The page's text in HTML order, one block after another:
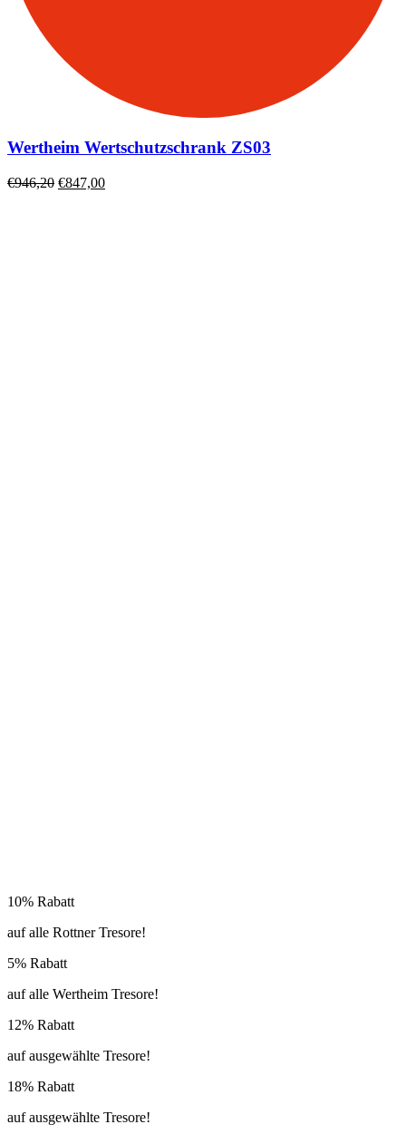
Wertheim Wertschutzschrank ZS03
€946,20 Ursprünglicher
€847,00Aktueller
10% Rabatt
auf alle Rottner Tresore!
5% Rabatt
auf alle Wertheim Tresore!
12% Rabatt
auf ausgewählte Tresore!
18% Rabatt
auf ausgewählte Tresore!